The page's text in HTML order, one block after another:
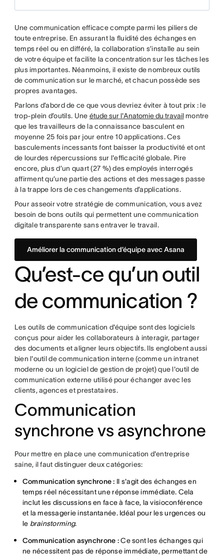
Une communication efficace compte parmi les piliers de
toute entreprise. En assurant la fluidité des échanges en
temps réel ou en différé, la collaboration s’installe au sein
de votre équipe et facilite la concentration sur les tâches les
plus importantes. Néanmoins, il existe de nombreux outils
de communication sur le marché, et chacun possède ses
propres avantages.
Parlons d’abord de ce que vous devriez éviter à tout prix : le
trop-plein d’outils. Une étude sur l'Anatomie du travailmontre
que les travailleurs de la connaissance basculent en
moyenne 25 fois par jour entre 10 applications. Ces
basculements incessants font baisser la productivité et ont
de lourdes répercussions sur l'efficacité globale. Pire
encore, plus d’un quart (27 %) des employés interrogés
affirment qu’une partie des actions et des messages passe
à la trappe lors de ces changements d’applications.
Pour asseoir votre stratégie de communication, vous avez
besoin de bons outils qui permettent une communication
digitale transparente sans entraver le travail.
Améliorer la communication d’équipe avec Asana
Qu’est-ce qu’un outil
de communication ?
Les outils de communication d'équipe sont des logiciels
conçus pour aider les collaborateurs à interagir, partager
des documents et aligner leurs objectifs. Ils englobent aussi
bien l'outil de communication interne (comme un intranet
moderne ou un logiciel de gestion de projet) que l'outil de
communication externe utilisé pour échanger avec les
clients, agences et prestataires.
Communication
synchrone vs asynchrone
Pour mettre en place une communication d'entreprise
saine, il faut distinguer deux catégories:
Communication synchrone : Il s'agit des échanges en
temps réel nécessitant une réponse immédiate. Cela
inclut les discussions en face à face, la visioconférence
et la messagerie instantanée. Idéal pour les urgences ou
le brainstorming.
Communication asynchrone :Ce sont les échanges qui
ne nécessitent pas de réponse immédiate, permettant de